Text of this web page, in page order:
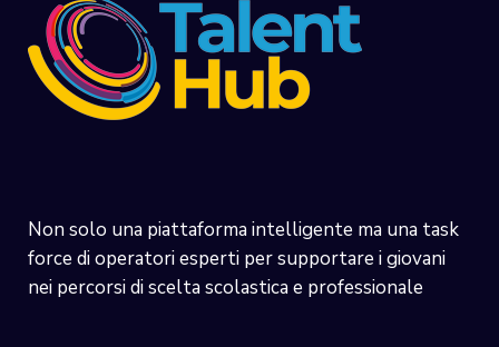
Non solo una piattaforma intelligente ma una task
force di operatori esperti per supportare i giovani
nei percorsi di scelta scolastica e professionale